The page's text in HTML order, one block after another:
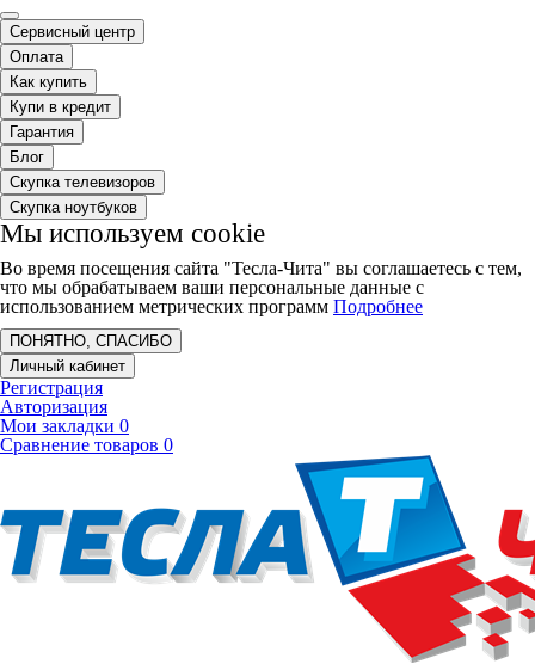
Сервисный центр
Оплата
Как купить
Купи в кредит
Гарантия
Блог
Скупка телевизоров
Скупка ноутбуков
Мы используем cookie
Во время посещения сайта "Тесла-Чита" вы соглашаетесь с тем,
что мы обрабатываем ваши персональные данные с
использованием метрических программ Подробнее
ПОНЯТНО, СПАСИБО
Личный кабинет
Регистрация
Авторизация
Мои закладки 0
Сравнение товаров 0